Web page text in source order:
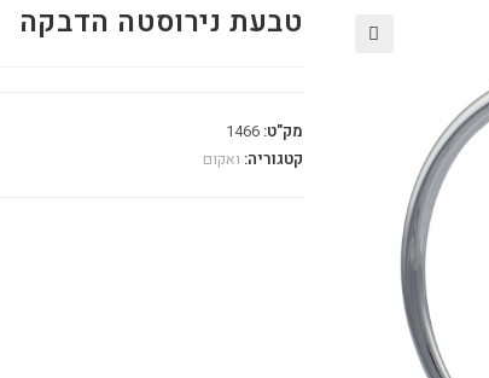
טבעת נירוסטה הדבקה
מק"ט:1466
קטגוריה: ואקום